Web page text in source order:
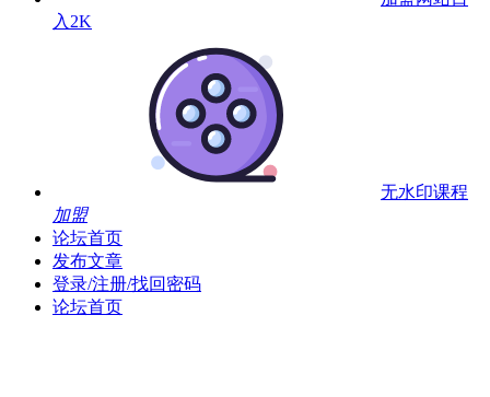
入2K
无水印课程
加盟
论坛首页
发布文章
登录/注册/找回密码
论坛首页